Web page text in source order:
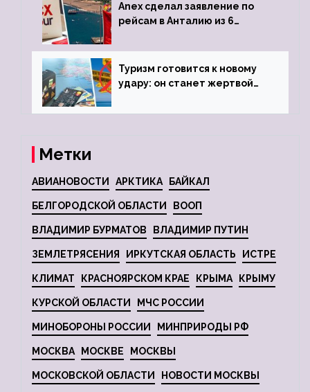
Anex сделал заявление по
рейсам в Анталию из 6
Туризм готовится к новому
удару: он станет жертвой
Метки
АВИАНОВОСТИ АРКТИКА БАЙКАЛ
БЕЛГОРОДСКОЙ ОБЛАСТИ ВООП
ВЛАДИМИР БУРМАТОВ ВЛАДИМИР ПУТИН
ЗЕМЛЕТРЯСЕНИЯ ИРКУТСКАЯ ОБЛАСТЬ ИСТРЕ
КЛИМАТ КРАСНОЯРСКОМ КРАЕ КРЫМА КРЫМУ
КУРСКОЙ ОБЛАСТИ МЧС РОССИИ
МИНОБОРОНЫ РОССИИ МИНПРИРОДЫ РФ
МОСКВА МОСКВЕ МОСКВЫ
МОСКОВСКОЙ ОБЛАСТИ НОВОСТИ МОСКВЫ